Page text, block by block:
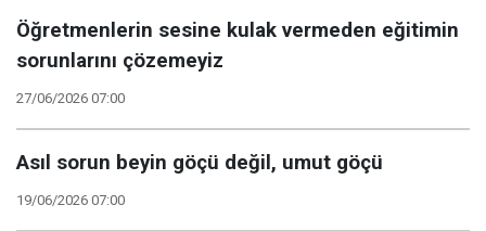
Öğretmenlerin sesine kulak vermeden eğitimin
sorunlarını çözemeyiz
27/06/2026 07:00
Asıl sorun beyin göçü değil, umut göçü
19/06/2026 07:00